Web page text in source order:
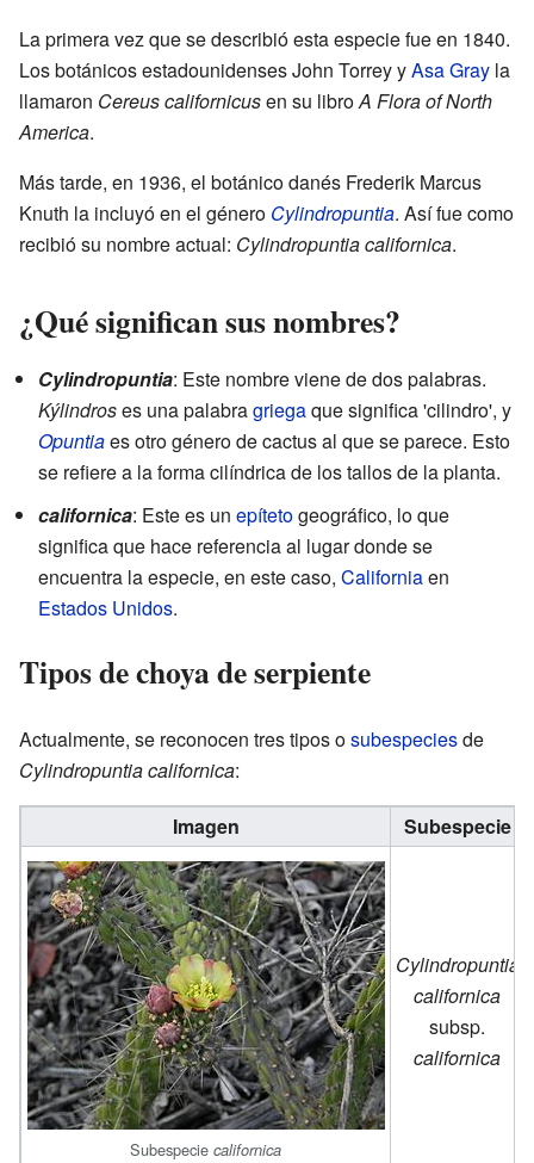
La primera vez que se describió esta especie fue en 1840.
Los botánicos estadounidenses John Torrey yAsa Gray la
llamaron Cereus californicusen su libroA Flora of North
America.
Más tarde, en 1936, el botánico danés Frederik Marcus
Knuth la incluyó en el género Cylindropuntia. Así fue como
recibió su nombre actual: Cylindropuntia californica.
¿Qué significan sus nombres?
Cylindropuntia: Este nombre viene de dos palabras.
Kýlindroses una palabragriegaque significa 'cilindro', y
Opuntiaes otro género de cactus al que se parece. Esto
se refiere a la forma cilíndrica de los tallos de la planta.
californica: Este es un epítetogeográfico, lo que
significa que hace referencia al lugar donde se
encuentra la especie, en este caso, Californiaen
Estados Unidos.
Tipos de choya de serpiente
Actualmente, se reconocen tres tipos osubespeciesde
Cylindropuntia californica:
Imagen Subespecie
Subespecie californica
Cylindropuntia
californica
subsp.
californica